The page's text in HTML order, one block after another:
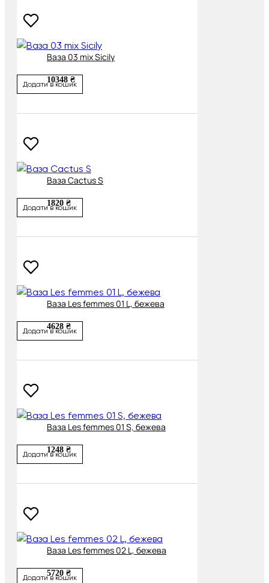
Ваза 03 mix Sicily
10348 ₴
Додати в кошик
Ваза Cactus S
1820 ₴
Додати в кошик
Ваза Les femmes 01 L, бежева
4628 ₴
Додати в кошик
Ваза Les femmes 01 S, бежева
1248 ₴
Додати в кошик
Ваза Les femmes 02 L, бежева
5720 ₴
Додати в кошик